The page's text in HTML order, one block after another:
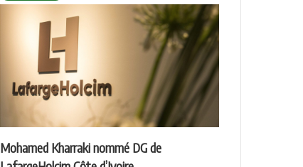
Mohamed Kharraki nommé DG de